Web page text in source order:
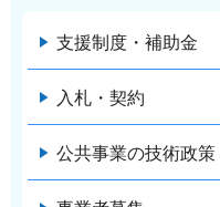
支援制度・補助金
入札・契約
公共事業の技術政策